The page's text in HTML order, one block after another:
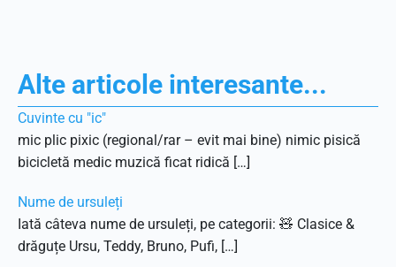
Alte articole interesante...
Cuvinte cu "ic"
mic plic pixic (regional/rar – evit mai bine) nimic pisică
bicicletă medic muzică ficat ridică […]
Nume de ursuleți
Iată câteva nume de ursuleți, pe categorii: 🧸 Clasice &
drăguțe Ursu, Teddy, Bruno, Pufi, […]